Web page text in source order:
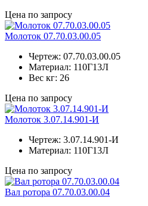
Цена по запросу
Молоток 07.70.03.00.05
Чертеж: 07.70.03.00.05
Материал: 110Г13Л
Вес кг: 26
Цена по запросу
Молоток 3.07.14.901-И
Чертеж: 3.07.14.901-И
Материал: 110Г13Л
Цена по запросу
Вал ротора 07.70.03.00.04